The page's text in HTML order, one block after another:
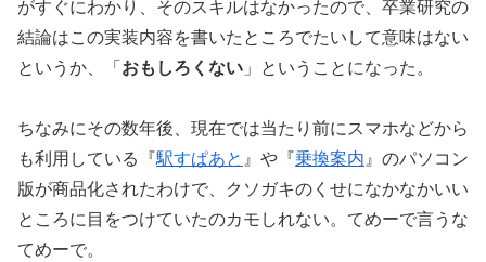
がすぐにわかり、そのスキルはなかったので、卒業研究の
結論はこの実装内容を書いたところでたいして意味はない
というか、「 おもしろくない 」ということになった。
ちなみにその数年後、現在では当たり前にスマホなどから
も利用している『駅すぱあと 』や『乗換案内』のパソコン
版が商品化されたわけで、クソガキのくせになかなかいい
ところに目をつけていたのカモしれない。てめーで言うな
てめーで。